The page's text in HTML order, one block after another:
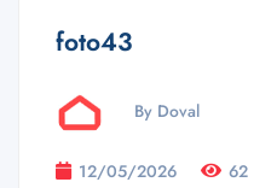
foto43
By Doval
12/05/2026 62